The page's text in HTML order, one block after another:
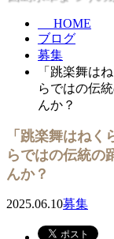
HOME
ブログ
募集
「跳楽舞は
らではの伝
んか？
「跳楽舞はね
らではの伝統の
んか？
2025.06.10募集